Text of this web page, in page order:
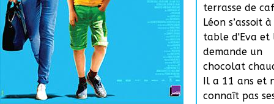
terrasse de
Léon s’assoit
table d'Eva et
demande un
chocolat
Il a 11 ans et
connaît pas